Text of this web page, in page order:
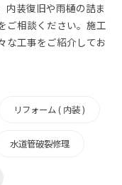
内装復旧や雨樋の詰ま
ご相談ください。施工
な工事をご紹介してお
リフォーム ( 内装 )
水道管破裂修理